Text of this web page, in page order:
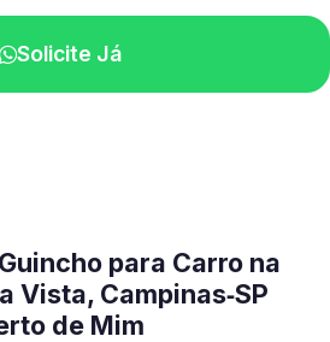
Solicite Já
para Carro na
Vista, Campinas‑SP
de Mim